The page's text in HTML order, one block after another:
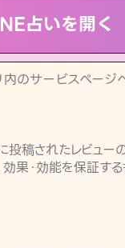
占いを開く
のサービスページ
稿されたレビュー
果・効能を保証す